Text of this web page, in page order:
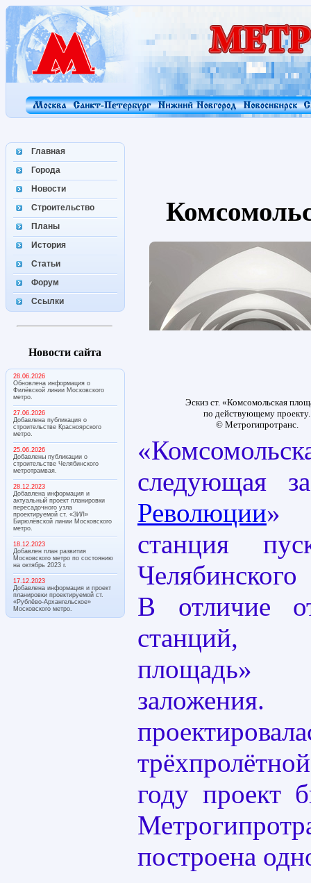
Главная
Города
Новости
Строительство
Планы
История
Статьи
Форум
Ссылки
Новости сайта
28.06.2026
Обновлена информация о
Филёвской линии Московского
метро.
27.06.2026
Добавлена публикация о
строительстве Красноярского
метро.
25.06.2026
Добавлены публикации о
строительстве Челябинского
метротрамвая.
28.12.2023
Добавлена информация и
актуальный проект планировки
пересадочного узла
проектируемой ст. «ЗИЛ»
Бирюлёвской линии Московского
метро.
18.12.2023
Добавлен план развития
Московского метро по состоянию
на октябрь 2023 г.
17.12.2023
Добавлена информация и проект
планировки проектируемой ст.
«Рублёво-Архангельское»
Московского метро.
Эскиз ст. «Комсомольская
по действующему проекту.
© Метрогипротранс.
следующая
Революции»
станция
В отличие
станций,
заложения.
году проект
построена